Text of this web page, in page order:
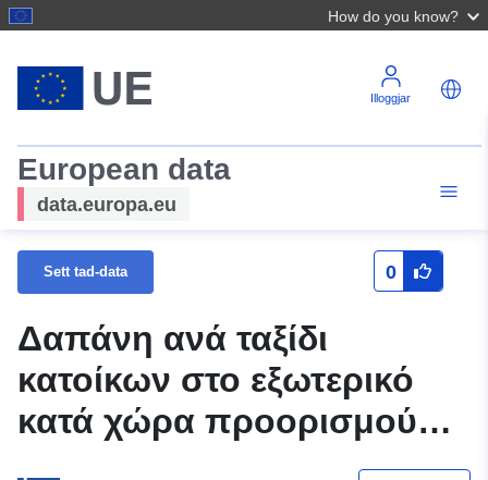
How do you know?
Illoggjar
European data
data.europa.eu
Sett tad-data 0
Δαπάνη ανά ταξίδι
κατοίκων στο εξωτερικό
κατά χώρα προορισμού